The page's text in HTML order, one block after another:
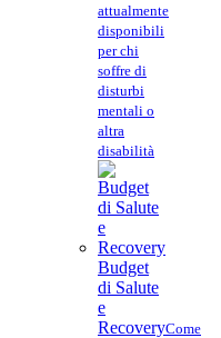
attualmente
disponibili
per chi
soffre di
disturbi
mentali o
altra
disabilità
Budget
di Salute
e
RecoveryCome